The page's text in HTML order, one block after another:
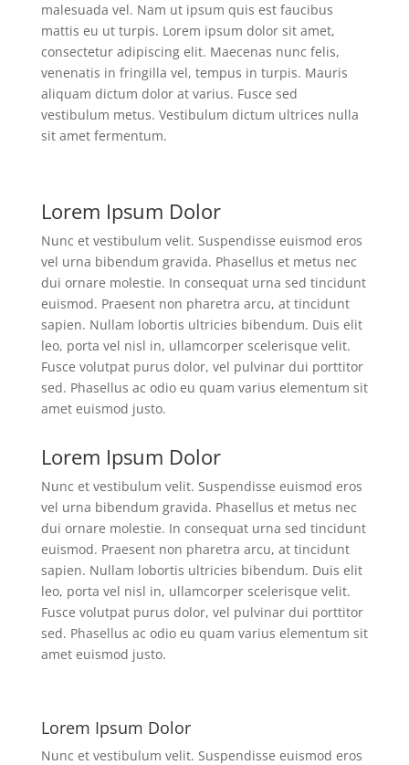
malesuada vel. Nam ut ipsum quis est faucibus
mattis eu ut turpis. Lorem ipsum dolor sit amet,
consectetur adipiscing elit. Maecenas nunc felis,
venenatis in fringilla vel, tempus in turpis. Mauris
aliquam dictum dolor at varius. Fusce sed
vestibulum metus. Vestibulum dictum ultrices nulla
sit amet fermentum.
Lorem Ipsum Dolor
Nunc et vestibulum velit. Suspendisse euismod eros
vel urna bibendum gravida. Phasellus et metus nec
dui ornare molestie. In consequat urna sed tincidunt
euismod. Praesent non pharetra arcu, at tincidunt
sapien. Nullam lobortis ultricies bibendum. Duis elit
leo, porta vel nisl in, ullamcorper scelerisque velit.
Fusce volutpat purus dolor, vel pulvinar dui porttitor
sed. Phasellus ac odio eu quam varius elementum sit
amet euismod justo.
Lorem Ipsum Dolor
Nunc et vestibulum velit. Suspendisse euismod eros
vel urna bibendum gravida. Phasellus et metus nec
dui ornare molestie. In consequat urna sed tincidunt
euismod. Praesent non pharetra arcu, at tincidunt
sapien. Nullam lobortis ultricies bibendum. Duis elit
leo, porta vel nisl in, ullamcorper scelerisque velit.
Fusce volutpat purus dolor, vel pulvinar dui porttitor
sed. Phasellus ac odio eu quam varius elementum sit
amet euismod justo.
Lorem Ipsum Dolor
Nunc et vestibulum velit. Suspendisse euismod eros